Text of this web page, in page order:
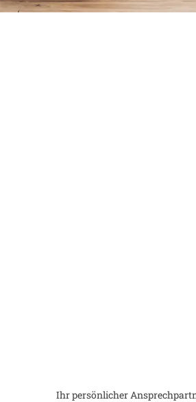
Ihr persönlicher